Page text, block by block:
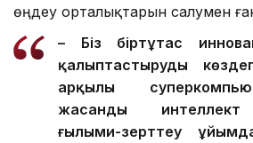
өңдеу орталықтарын салумен
– Біз біртұтас
қалыптастыруды
арқылы
жасанды интеллект
ғылыми-зерттеу